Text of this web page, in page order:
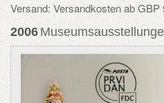
Versand: Versandkosten ab GBP
2006